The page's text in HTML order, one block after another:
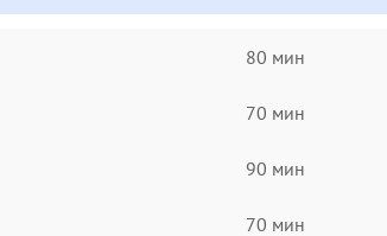
80 мин
70 мин
90 мин
70 мин